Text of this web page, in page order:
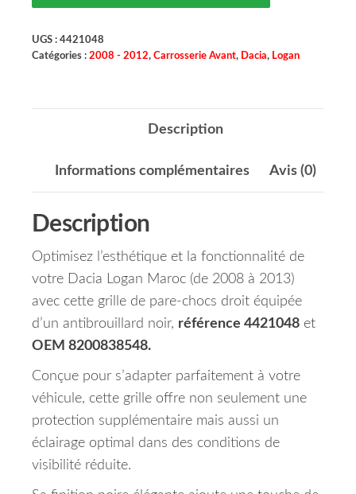
UGS : 4421048
Catégories : 2008 - 2012, Carrosserie Avant, Dacia, Logan
Description
Informations complémentaires Avis (0)
Description
Optimisez l’esthétique et la fonctionnalité de
votre Dacia Logan Maroc (de 2008 à 2013)
avec cette grille de pare-chocs droit équipée
d’un antibrouillard noir, référence 4421048 et
OEM 8200838548.
Conçue pour s’adapter parfaitement à votre
véhicule, cette grille offre non seulement une
protection supplémentaire mais aussi un
éclairage optimal dans des conditions de
visibilité réduite.